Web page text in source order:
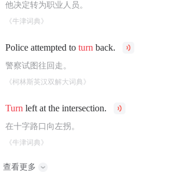
他决定转为职业人员。
《牛津词典》
Police attempted toturn back.
警察试图往回走。
《柯林斯英汉双解大词典》
Turn left at the intersection.
在十字路口向左拐。
《牛津词典》
查看更多